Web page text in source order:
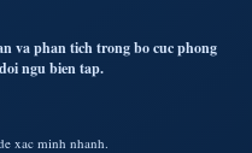
va phan tich trong bo cuc phong
ngu bien tap.
xac minh nhanh.